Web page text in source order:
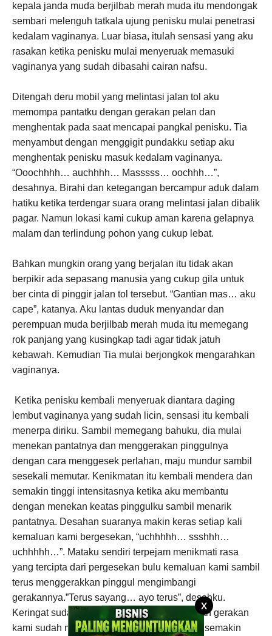
X
kepala janda muda berjilbab merah muda itu mendongak
sembari melenguh tatkala ujung penisku mulai penetrasi
kedalam vaginanya. Luar biasa, itulah sensasi yang aku
rasakan ketika penisku mulai menyeruak memasuki
vaginanya yang sudah dibasahi cairan nafsu.
Ditengah deru mobil yang melintasi jalan tol aku
memompa pantatku dengan gerakan pelan dan
menghentak pada saat mencapai pangkal penisku. Tia
menyambut dengan menggigit pundakku setiap aku
menghentak penisku masuk kedalam vaginanya.
“Ooochhhh… auchhhh… Masssss… oochhh…”,
desahnya. Birahi dan ketegangan bercampur aduk dalam
hatiku ketika terdengar suara orang melintasi jalan dibalik
pagar. Namun lokasi kami cukup aman karena gelapnya
malam dan terlindung pohon yang cukup lebat.
Bahkan mungkin orang yang berjalan itu tidak akan
berpikir ada sepasang manusia yang cukup gila untuk
ber cinta di pinggir jalan tol tersebut. “Gantian mas… aku
cape”, katanya. Aku lantas duduk menyandar dan
perempuan muda berjilbab merah muda itu memegang
rok panjang yang kusingkap tadi agar tidak jatuh
kebawah. Kemudian Tia mulai berjongkok mengarahkan
vaginanya.
Ketika penisku kembali menyeruak diantara daging
lembut vaginanya yang sudah licin, sensasi itu kembali
menerpa diriku. Sambil memegang bahuku, dia mulai
menekan pantatnya dan menggerakan pinggulnya
dengan cara menggesek perlahan, maju mundur sambil
sesekali memutar. Kenikmatan itu kembali mendera dan
semakin tinggi intensitasnya ketika aku membantu
dengan menekan keatas pinggulku sambil menarik
pantatnya. Desahan suaranya makin keras setiap kali
kemaluan kami bergesekan, “uchhhhh… ssshhh…
uchhhhh…”. Mataku sendiri terpejam menikmati rasa
yang tercipta dari pergesekan bulu kemaluan kami sambil
terus menggerakkan pinggul mengimbangi
gerakannya.”Terus sayang… ayo terus”, desahku.
Keringat sudah membasahi punggungnya dan gerakan
kami sudah mulai melambat namun tekanan semakin